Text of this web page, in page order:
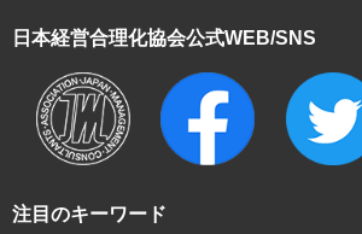
注目のキーワード
日本経営合理化協会公式WEB/SNS